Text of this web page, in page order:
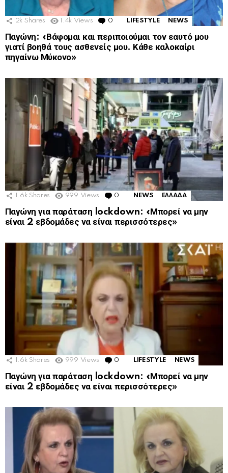
2k Shares 1.4k Views 0 Comments
LIFESTYLE NEWS
Παγώνη: «Βάφομαι και περιποιούμαι τον εαυτό μου
γιατί βοηθά τους ασθενείς μου. Κάθε καλοκαίρι
πηγαίνω Μύκονο»
1.6k Shares 999 Views 0 Comments
NEWS ΕΛΛΑΔΑ
Παγώνη για παράταση lockdown: «Μπορεί να μην
είναι 2 εβδομάδες να είναι περισσότερες»
1.6k Shares 999 Views 0 Comments
LIFESTYLE NEWS
Παγώνη για παράταση lockdown: «Μπορεί να μην
είναι 2 εβδομάδες να είναι περισσότερες»